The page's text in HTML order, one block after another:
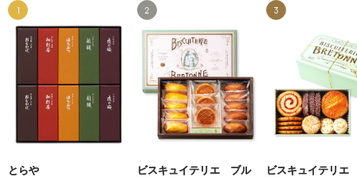
1
とらや
2
ビスキュイテリエ ブル
3
ビスキュイテリ